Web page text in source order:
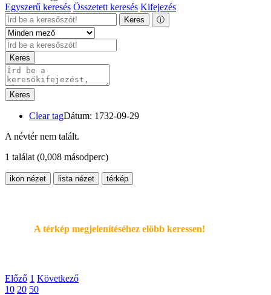
Egyszerű keresés Összetett keresés Kifejezés
Keres ⓘ
Keres
Keres
Clear tagDátum: 1732-09-29
A névtér nem talált.
1 találat (0,008 másodperc)
ikon nézet lista nézet térkép
A térkép megjelenítéséhez elöbb keressen!
Előző 1 Következő
10 20 50